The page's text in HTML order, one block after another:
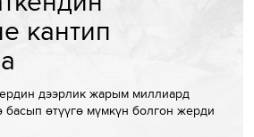
кантип
дээрлик жарым миллиард
өтүүгө мүмкүн болгон жерди